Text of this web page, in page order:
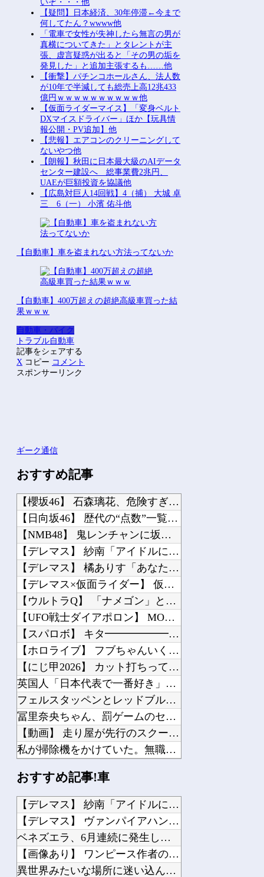
いぞ・・・他
【疑問】日本経済、30年停滞←今まで
何してたん？wwww他
「電車で女性が失神したら無言の男が
真横についてきた」とタレントが主
張、虚言疑惑が出ると「その男の垢を
発見した」と追加主張するも……他
【衝撃】パチンコホールさん、法人数
が10年で半減しても総売上高12兆433
億円ｗｗｗｗｗｗｗｗｗｗ他
【仮面ライダーマイス】「変身ベルト
DXマイスドライバー」ほか【玩具情
報公開・PV追加】他
【悲報】エアコンのクリーニングして
ないやつ他
【朗報】秋田に日本最大級のAIデータ
センター建設へ 総事業費2兆円、
UAEが巨額投資を協議他
【広島対巨人14回戦】4（捕） 大城 卓
三 6（一） 小濱 佑斗他
【自動車】車を盗まれない方法ってないか
【自動車】400万超えの超絶高級車買った結
果ｗｗｗ
自動車・バイク
トラブル自動車
記事をシェアする
X コピー コメント
スポンサーリンク
ギーク通信
おすすめ記事
【櫻坂46】 石森璃花、危険すぎる・・・
【日向坂46】 歴代の“点数”一覧、更新される
【NMB48】 鬼レンチャンに坂下真心きたあああああ
【デレマス】 紗南「アイドルに似合うポケモン？」
【デレマス】 橘ありす「あなたの瞳には」
【デレマス×仮面ライダー】 仮面ライダーバロンＰ第１話「始まりの巫女」
【ウルトラQ】 「ナメゴン」とかいうシリーズ初の宇宙怪獣
【UFO戦士ダイアポロン】 MODEROID 「ダイアポロン」プラモデル【明日予...
【スパロボ】 キタ━━━━━━(゜∀゜)━━━━━━ !!!!!
【ホロライブ】 フブちゃんいくら注ぎ込んだんだ…
【にじ甲2026】 カット打ちって本戦だとほぼ機能しないっけ？
英国人「日本代表で一番好き」上田綺世、プレミア移籍が浮上！現地サポが大興奮！獲得...
フェルスタッペンとレッドブルの新契約交渉報道について父親ヨスが否定
冨里奈央ちゃん、罰ゲームのセミをずっと気にしてたｗ【乃木坂46】
【動画】 走り屋が先行のスクーターに猛スピードで突っ込む事故。
私が掃除機をかけていた。無職の彼が床で寝ていた → 外では生きていけないダメ男は...
「豆腐が青色に変色したんだけど何で？」外国人が詳細を知りたがった日本のモノ特集
嫁が俺の借金を返すために働きに出てるんだが、化粧して夜出かけていく嫁を見ると腹が...
「まっちゃんぐらい稼いでたら最終的には許すかもｗ」って言ったら旦那が突然怒り出し...
おすすめ記事!車
【デレマス】 紗南「アイドルに似合うポケモン？」
【デレマス】 ヴァンパイアハンター凛
ベネズエラ、6月連続に発生した大地震の犠牲者が「6000人超...
【画像あり】 ワンピース作者の中学時代の絵がすごすぎる→
異世界みたいな場所に迷い込んだ話、聞いてほしい